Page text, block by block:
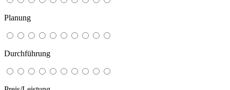
Planung
Durchführung